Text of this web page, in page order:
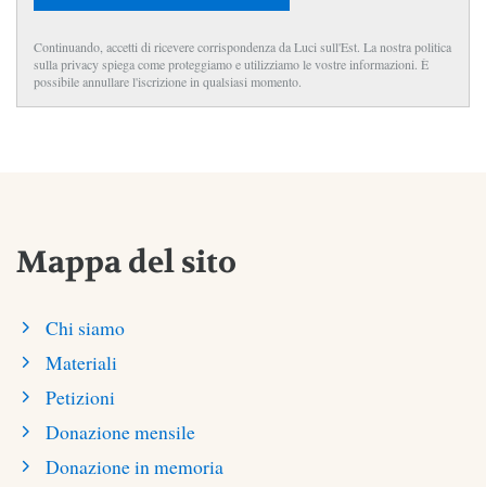
Continuando, accetti di ricevere corrispondenza da Luci sull'Est. La nostra politica
sulla privacy spiega come proteggiamo e utilizziamo le vostre informazioni. È
possibile annullare l'iscrizione in qualsiasi momento.
Mappa del sito
Chi siamo
Materiali
Petizioni
Donazione mensile
Donazione in memoria